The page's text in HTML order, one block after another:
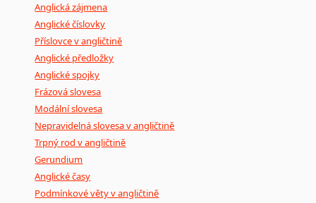
Anglická zájmena
Anglické číslovky
Příslovce v angličtině
Anglické předložky
Anglické spojky
Frázová slovesa
Modální slovesa
Nepravidelná slovesa v angličtině
Trpný rod v angličtině
Gerundium
Anglické časy
Podmínkové věty v angličtině